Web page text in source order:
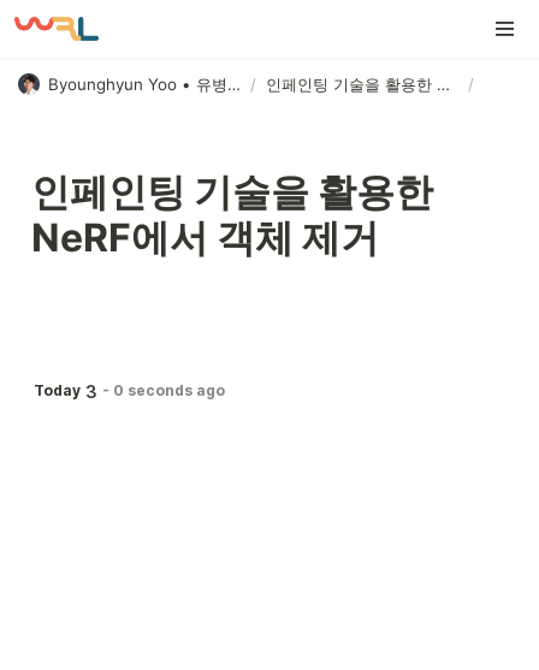
Byounghyun Yoo • 유병현 / 인페인팅 기술을 활용한 NeRF에서 객체 제거 /
인페인팅 기술을 활용한
NeRF에서 객체 제거
Today 3 - 0 seconds ago